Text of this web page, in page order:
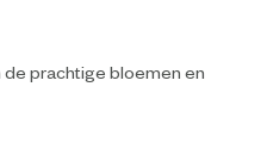
de prachtige bloemen en